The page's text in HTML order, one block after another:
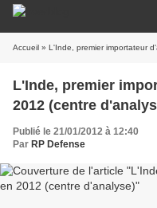
Accueil » L'Inde, premier importateur
L'Inde, premier
2012 (centre
Publié le 21/01/2012 à 12:40
Par RP Defense